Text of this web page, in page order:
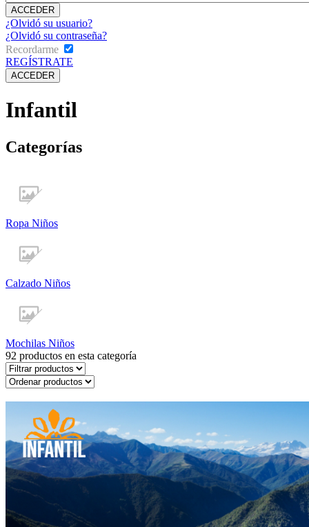
¿Olvidó su usuario?
¿Olvidó su contraseña?
Recordarme
REGÍSTRATE
Infantil
Categorías
Ropa Niños
Calzado Niños
Mochilas Niños
92 productos en esta categoría